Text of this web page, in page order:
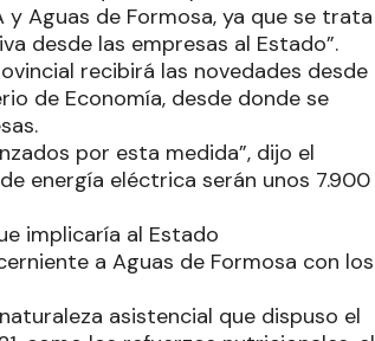
Aguas de Formosa, ya que se trata
desde las empresas al Estado”.
recibirá las novedades desde
de Economía, desde donde se
por esta medida”, dijo el
energía eléctrica serán unos 7.900
implicaría al Estado
a Aguas de Formosa con los
asistencial que dispuso el